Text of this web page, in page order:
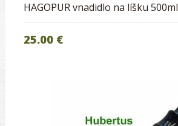
HAGOPUR vnadidlo na líšku 500ml
25.00 €